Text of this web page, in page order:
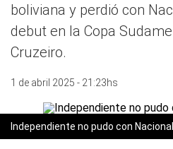
boliviana y perdió con
debut en la Copa
Cruzeiro.
1 de abril 2025 - 21:23hs
Independiente no pudo con